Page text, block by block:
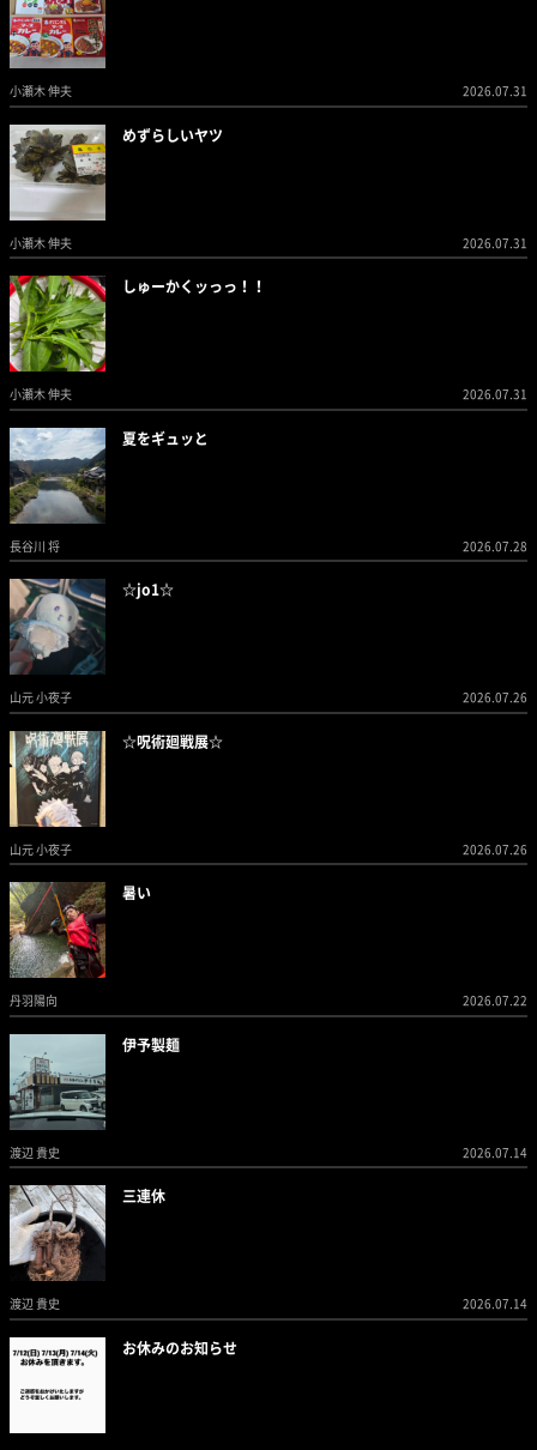
小瀬木 伸夫 2026.07.31
めずらしいヤツ
小瀬木 伸夫 2026.07.31
しゅーかくッっっ！！
小瀬木 伸夫 2026.07.31
夏をギュッと
長谷川 将 2026.07.28
☆jo1☆
山元 小夜子 2026.07.26
☆呪術廻戦展☆
山元 小夜子 2026.07.26
暑い
丹羽陽向 2026.07.22
伊予製麺
渡辺 貴史 2026.07.14
三連休
渡辺 貴史 2026.07.14
お休みのお知らせ